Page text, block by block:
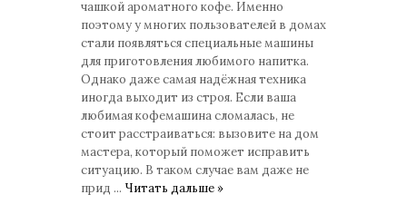
чашкой ароматного кофе. Именно
поэтому у многих пользователей в домах
стали появляться специальные машины
для приготовления любимого напитка.
Однако даже самая надёжная техника
иногда выходит из строя. Если ваша
любимая кофемашина сломалась, не
стоит расстраиваться: вызовите на дом
мастера, который поможет исправить
ситуацию. В таком случае вам даже не
прид ... Читать дальше »